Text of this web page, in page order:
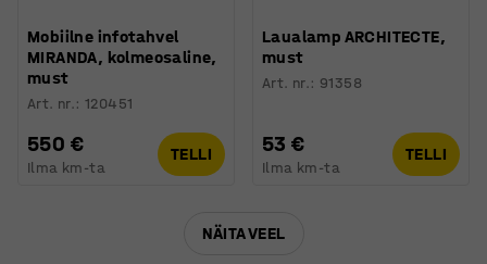
Mobiilne infotahvel
MIRANDA, kolmeosaline,
must
Art. nr.:120451
550 €
Ilma km-ta
TELLI
Laualamp ARCHITECTE,
must
Art. nr.: 91358
53 €
Ilma km-ta
TELLI
NÄITA VEEL